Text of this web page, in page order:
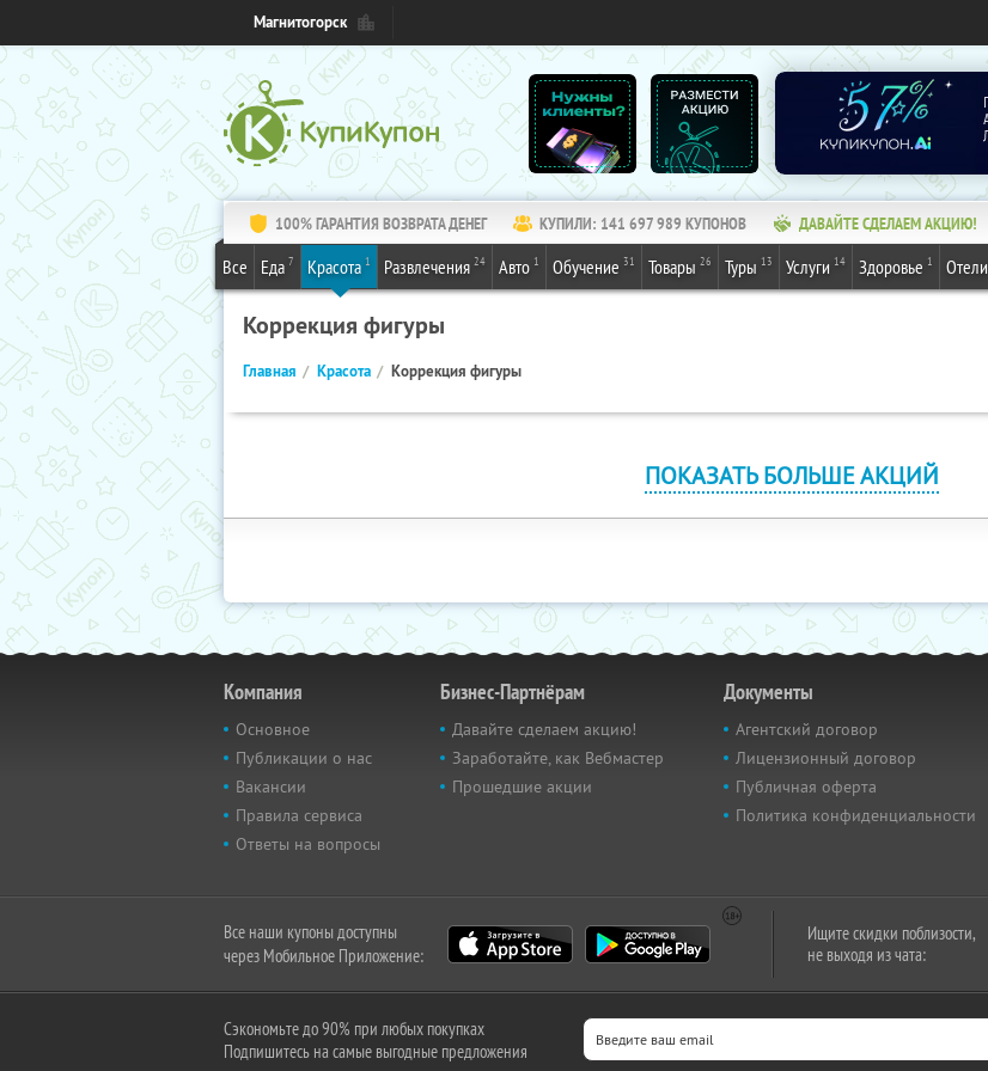
Магнитогорск
100% ГАРАНТИЯ ВОЗВРАТА ДЕНЕГ КУПИЛИ: 141 697 989 КУПОНОВ ДАВАЙТЕ СДЕЛАЕМ АКЦИЮ!
Все Еда 7 Красота 1 Развлечения 24 Авто 1 Обучение 31 Товары 26 Туры 13 Услуги 14 Здоровье 1 Отели
Коррекция фигуры
Главная Красота Коррекция фигуры
ПОКАЗАТЬ БОЛЬШЕ АКЦИЙ
Компания
Основное
Публикации о нас
Вакансии
Правила сервиса
Ответы на вопросы
Бизнес-Партнёрам
Давайте сделаем акцию!
Заработайте, как Вебмастер
Прошедшие акции
Документы
Агентский договор
Лицензионный договор
Публичная оферта
Политика конфиденциальности
Все наши купоны доступны
через Мобильное Приложение:
Ищите скидки поблизости,
не выходя из чата:
Сэкономьте до 90% при любых покупках
Подпишитесь на самые выгодные предложения